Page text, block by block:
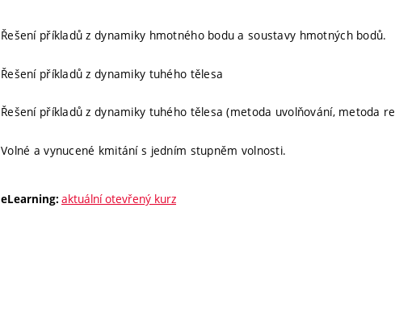
Řešení příkladů z dynamiky hmotného bodu a soustavy hmotných bodů.
Řešení příkladů z dynamiky tuhého tělesa
Řešení příkladů z dynamiky tuhého tělesa (metoda uvolňování, metoda
Volné a vynucené kmitání s jedním stupněm volnosti.
eLearning: aktuální otevřený kurz